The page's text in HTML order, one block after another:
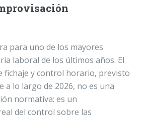
para uno de los mayores
laboral de los últimos años. El
fichaje y control horario, previsto
a lo largo de 2026, no es una
normativa: es un
del control sobre las